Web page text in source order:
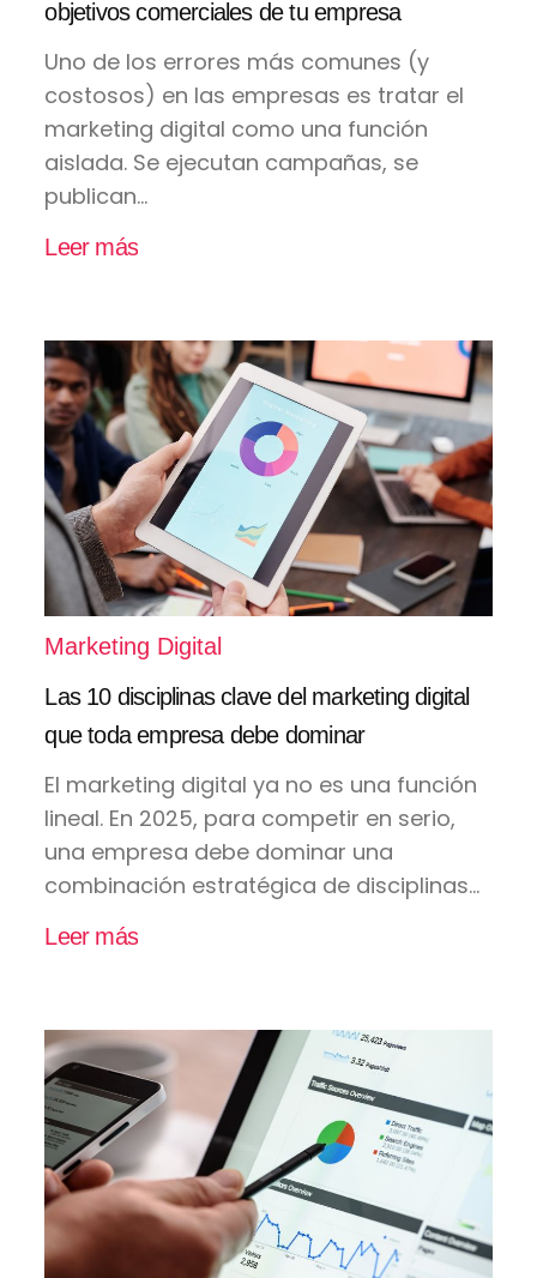
objetivos comerciales de tu empresa
Uno de los errores más comunes (y
costosos) en las empresas es tratar el
marketing digital como una función
aislada. Se ejecutan campañas, se
publican...
Leer más
Marketing Digital
Las 10 disciplinas clave del marketing digital
que toda empresa debe dominar
El marketing digital ya no es una función
lineal. En 2025, para competir en serio,
una empresa debe dominar una
combinación estratégica de disciplinas...
Leer más